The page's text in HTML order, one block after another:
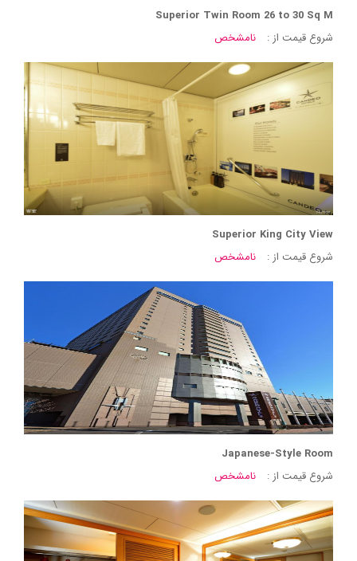
Superior Twin Room 26 to 30 Sq M
شروع قیمت از :
نامشخص
Superior King City View
شروع قیمت از :
نامشخص
Japanese-Style Room
شروع قیمت از :
نامشخص